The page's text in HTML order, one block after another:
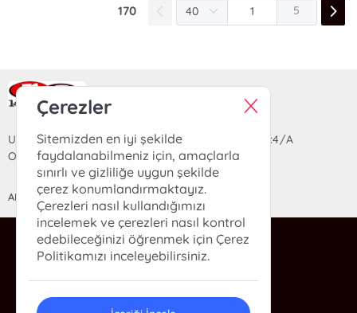
170 5
Ra Yayın Kitabevi
Uzun Sokak Saray Çarşısı Lara Sineması Girişi No:4/A
Ortahisar/TRABZON
ANASAYFA YARDIM İLETİŞİM
ra@rakitap.com
0(462) 326 49 71
Çerezler
Sitemizden en iyi şekilde
faydalanabilmeniz için, amaçlarla
sınırlı ve gizliliğe uygun şekilde
çerez konumlandırmaktayız.
Çerezleri nasıl kullandığımızı
incelemek ve çerezleri nasıl kontrol
edebileceğinizi öğrenmek için Çerez
Politikamızı inceleyebilirsiniz.